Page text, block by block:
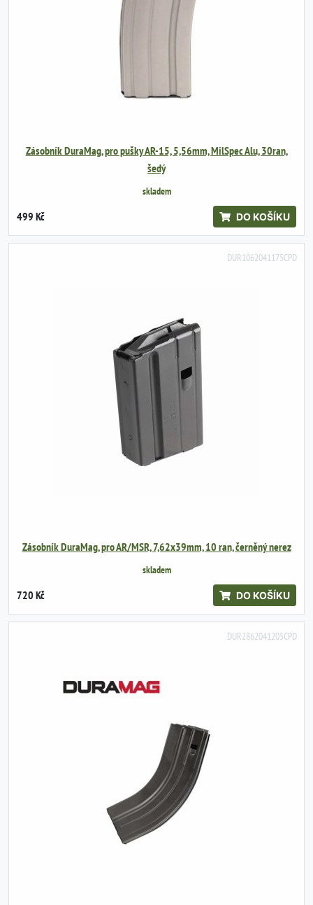
Zásobník DuraMag, pro pušky AR-15, 5,56mm, MilSpec Alu, 30ran,
šedý
skladem
499 Kč DO KOŠÍKU
DUR1062041175CPD
Zásobník DuraMag, pro AR/MSR, 7,62x39mm, 10 ran, černěný nerez
skladem
720 Kč DO KOŠÍKU
DUR2862041205CPD